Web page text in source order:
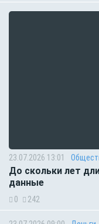
23.07.2026 13:01
До скольки лет
данные
0 242